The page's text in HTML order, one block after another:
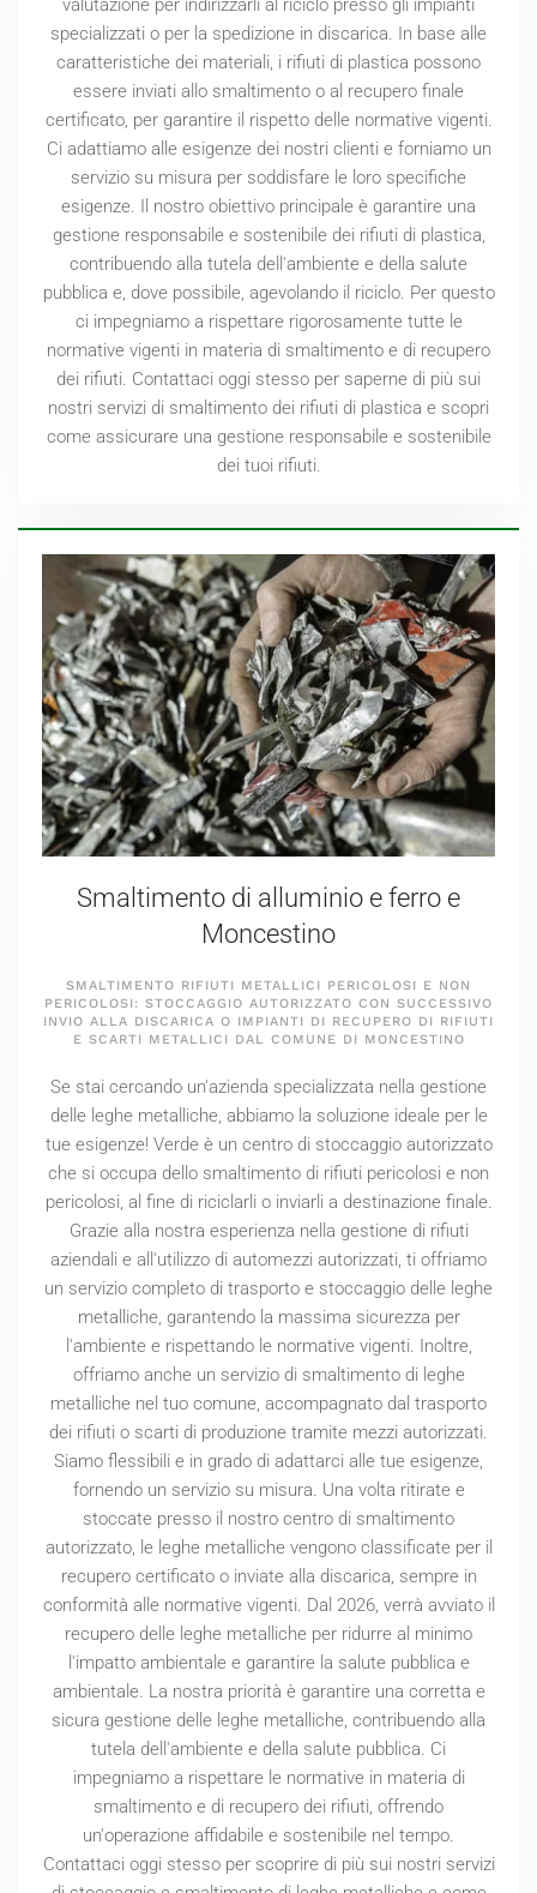
valutazione per indirizzarli al riciclo presso gli impianti
specializzati o per la spedizione in discarica. In base alle
caratteristiche dei materiali, i rifiuti di plastica possono
essere inviati allo smaltimento o al recupero finale
certificato, per garantire il rispetto delle normative vigenti.
Ci adattiamo alle esigenze dei nostri clienti e forniamo un
servizio su misura per soddisfare le loro specifiche
esigenze. Il nostro obiettivo principale è garantire una
gestione responsabile e sostenibile dei rifiuti di plastica,
contribuendo alla tutela dell'ambiente e della salute
pubblica e, dove possibile, agevolando il riciclo. Per questo
ci impegniamo a rispettare rigorosamente tutte le
normative vigenti in materia di smaltimento e di recupero
dei rifiuti. Contattaci oggi stesso per saperne di più sui
nostri servizi di smaltimento dei rifiuti di plastica e scopri
come assicurare una gestione responsabile e sostenibile
dei tuoi rifiuti.
Smaltimento di alluminio e ferro e
Moncestino
SMALTIMENTO RIFIUTI METALLICI PERICOLOSI E NON
PERICOLOSI: STOCCAGGIO AUTORIZZATO CON SUCCESSIVO
INVIO ALLA DISCARICA O IMPIANTI DI RECUPERO DI RIFIUTI
E SCARTI METALLICI DAL COMUNE DI MONCESTINO
Se stai cercando un'azienda specializzata nella gestione
delle leghe metalliche, abbiamo la soluzione ideale per le
tue esigenze! Verde è un centro di stoccaggio autorizzato
che si occupa dello smaltimento di rifiuti pericolosi e non
pericolosi, al fine di riciclarli o inviarli a destinazione finale.
Grazie alla nostra esperienza nella gestione di rifiuti
aziendali e all'utilizzo di automezzi autorizzati, ti offriamo
un servizio completo di trasporto e stoccaggio delle leghe
metalliche, garantendo la massima sicurezza per
l'ambiente e rispettando le normative vigenti. Inoltre,
offriamo anche un servizio di smaltimento di leghe
metalliche nel tuo comune, accompagnato dal trasporto
dei rifiuti o scarti di produzione tramite mezzi autorizzati.
Siamo flessibili e in grado di adattarci alle tue esigenze,
fornendo un servizio su misura. Una volta ritirate e
stoccate presso il nostro centro di smaltimento
autorizzato, le leghe metalliche vengono classificate per il
recupero certificato o inviate alla discarica, sempre in
conformità alle normative vigenti. Dal 2026, verrà avviato il
recupero delle leghe metalliche per ridurre al minimo
l'impatto ambientale e garantire la salute pubblica e
ambientale. La nostra priorità è garantire una corretta e
sicura gestione delle leghe metalliche, contribuendo alla
tutela dell'ambiente e della salute pubblica. Ci
impegniamo a rispettare le normative in materia di
smaltimento e di recupero dei rifiuti, offrendo
un'operazione affidabile e sostenibile nel tempo.
Contattaci oggi stesso per scoprire di più sui nostri servizi